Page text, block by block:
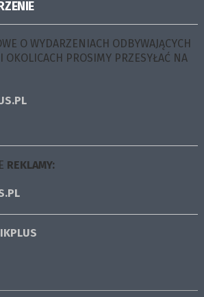
O WYDARZENIACH ODBYWAJĄCYCH
OKOLICACH PROSIMY PRZESYŁAĆ NA
REKLAMY: